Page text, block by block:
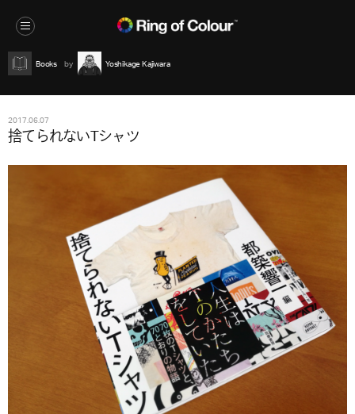
Books Yoshikage Kajiwara
2017.06.07
捨てられないTシャツ